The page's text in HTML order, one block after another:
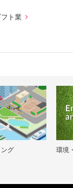
ト業
グ 環境